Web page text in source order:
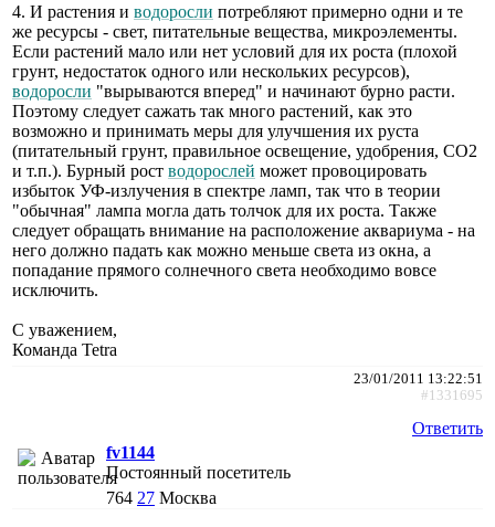
4. И растения и водоросли потребляют примерно одни и те
же ресурсы - свет, питательные вещества, микроэлементы.
Если растений мало или нет условий для их роста (плохой
грунт, недостаток одного или нескольких ресурсов),
водоросли "вырываются вперед" и начинают бурно расти.
Поэтому следует сажать так много растений, как это
возможно и принимать меры для улучшения их руста
(питательный грунт, правильное освещение, удобрения, СО2
и т.п.). Бурный рост водорослей может провоцировать
избыток УФ-излучения в спектре ламп, так что в теории
"обычная" лампа могла дать толчок для их роста. Также
следует обращать внимание на расположение аквариума - на
него должно падать как можно меньше света из окна, а
попадание прямого солнечного света необходимо вовсе
исключить.
С уважением,
Команда Tetra
23/01/2011 13:22:51
#1331695
Ответить
fv1144
Постоянный посетитель
764 27 Москва